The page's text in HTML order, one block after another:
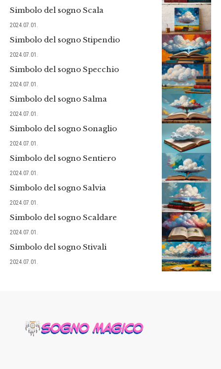
Simbolo del sogno Scala
2024.07.01.
Simbolo del sogno Stipendio
2024.07.01.
Simbolo del sogno Specchio
2024.07.01.
Simbolo del sogno Salma
2024.07.01.
Simbolo del sogno Sonaglio
2024.07.01.
Simbolo del sogno Sentiero
2024.07.01.
Simbolo del sogno Salvia
2024.07.01.
Simbolo del sogno Scaldare
2024.07.01.
Simbolo del sogno Stivali
2024.07.01.